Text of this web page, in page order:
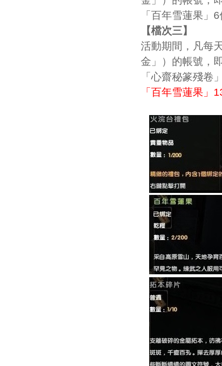
「百年雪蓮果」6
【檔次三】
活動期間，凡每
金」
）的帳號，
「心齋秘篆殘卷
「百年雪蓮果」